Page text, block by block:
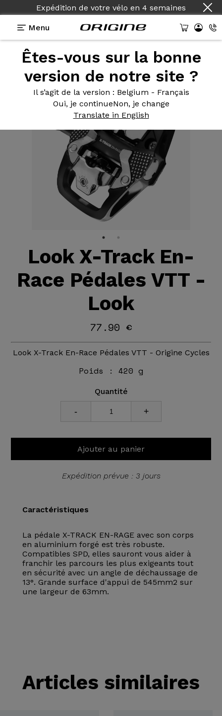
Expédition de votre vélo en 4 semaines
Menu
Êtes-vous sur la bonne
version de notre site ?
Il s’agit de la version : Belgium - Français
Oui, je continueNon, je change
Translate in English
Equipements>Pédales >X-Track En-Rage
Look X-Track En-
Race Pédales VTT -
Look
77.90 €
Look X-Track En-Race Pédales VTT - Origine Cycles
Poids : 420 g
Quantité
- +
Ajouter au panier
Expédition prévue : 3 jours
Caractéristiques
La pédale X-TRACK EN-RAGE avec son corps
en aluminium forgé est très robuste.
Compatibles SPD, elles sauront vous aider à
franchir les parcours les plus exigeants tout
en sécurité avec un angle de déchaussage de
13°. Grande surface d'appui de 545mm2 sur
une largeur de 63mm.
Articles similaires